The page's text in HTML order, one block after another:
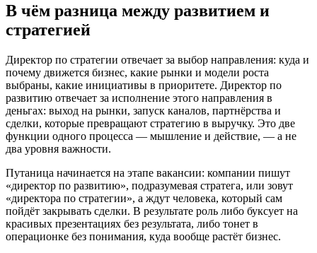
В чём разница между развитием и
стратегией
Директор по стратегии отвечает за выбор направления: куда и
почему движется бизнес, какие рынки и модели роста
выбраны, какие инициативы в приоритете. Директор по
развитию отвечает за исполнение этого направления в
деньгах: выход на рынки, запуск каналов, партнёрства и
сделки, которые превращают стратегию в выручку. Это две
функции одного процесса — мышление и действие, — а не
два уровня важности.
Путаница начинается на этапе вакансии: компании пишут
«директор по развитию», подразумевая стратега, или зовут
«директора по стратегии», а ждут человека, который сам
пойдёт закрывать сделки. В результате роль либо буксует на
красивых презентациях без результата, либо тонет в
операционке без понимания, куда вообще растёт бизнес.